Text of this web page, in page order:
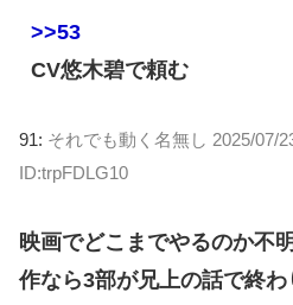
>>53
CV悠木碧で頼む
91: それでも動く名無し 2025/07/
ID:trpFDLG10
映画でどこまでやるのか不
作なら3部が兄上の話で終わ